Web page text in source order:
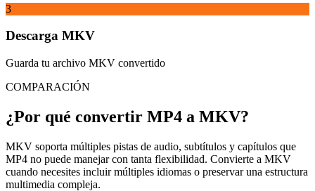
3
Descarga MKV
Guarda tu archivo MKV convertido
COMPARACIÓN
¿Por qué convertir MP4 a MKV?
MKV soporta múltiples pistas de audio, subtítulos y capítulos que
MP4 no puede manejar con tanta flexibilidad. Convierte a MKV
cuando necesites incluir múltiples idiomas o preservar una estructura
multimedia compleja.